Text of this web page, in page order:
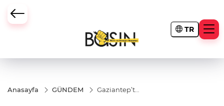
TR
Anasayfa GÜNDEM
Gaziantep’te